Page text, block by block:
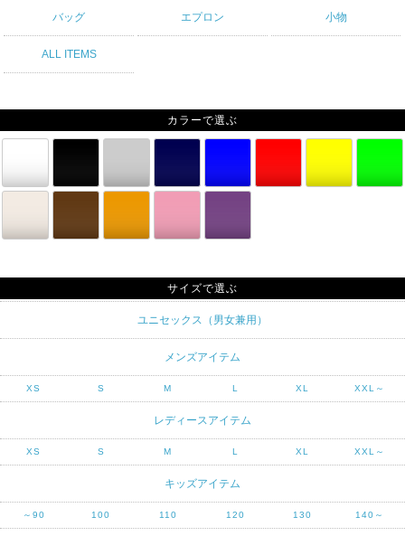
バッグ エプロン 小物
ALL ITEMS
カラーで選ぶ
サイズで選ぶ
ユニセックス（男女兼用）
メンズアイテム
XS S M L XL XXL～
レディースアイテム
XS S M L XL XXL～
キッズアイテム
～90 100 110 120 130 140～